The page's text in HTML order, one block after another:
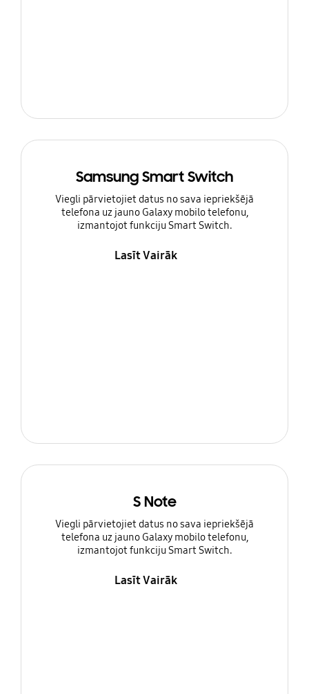
Samsung Smart Switch
Viegli pārvietojiet datus no sava iepriekšējā
telefona uz jauno Galaxy mobilo telefonu,
izmantojot funkciju Smart Switch.
Lasīt Vairāk
S Note
Viegli pārvietojiet datus no sava iepriekšējā
telefona uz jauno Galaxy mobilo telefonu,
izmantojot funkciju Smart Switch.
Lasīt Vairāk